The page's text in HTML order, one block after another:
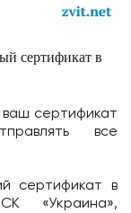
сертификат в
ваш сертификат
все
в
«Украина»,